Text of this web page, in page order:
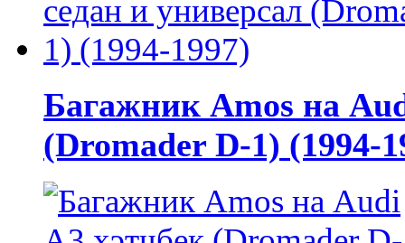
Багажник Amos на
(Dromader D-1) (1994-